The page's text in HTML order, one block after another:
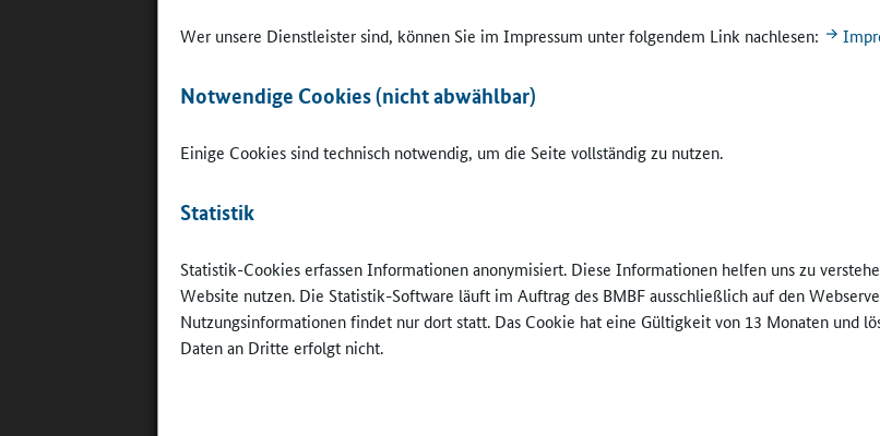
Wer unsere Dienstleister sind, können Sie im Impressum unter folgendem Link nachlesen:
Notwendige Cookies (nicht abwählbar)
Einige Cookies sind technisch notwendig, um die Seite vollständig zu nutzen.
Statistik
Statistik-Cookies erfassen Informationen anonymisiert. Diese Informationen helfen uns zu
Website nutzen. Die Statistik-Software läuft im Auftrag des BMBF ausschließlich auf den
Nutzungsinformationen findet nur dort statt. Das Cookie hat eine Gültigkeit von 13 Monaten und
Daten an Dritte erfolgt nicht.
und damit auch mit ihren Sprachen“, erläutert sie. Sie ist
sich in Toleranz und Weltoffenheit niederschlägt.
Im Juni 2022 vor dem Schloss
Lunéville
Sprachen insgesamt beigemessen
europäisches Exzellenzlabel
Diplom. Und auch Latein steht,
Unterrichtsfach angeboten, auf der